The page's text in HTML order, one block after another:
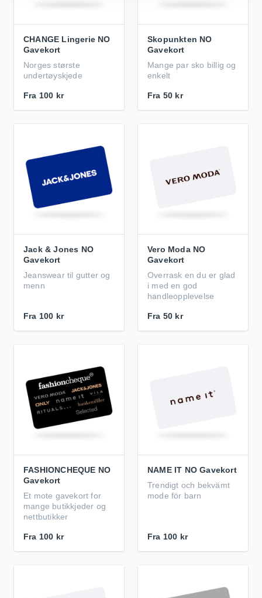
CHANGE Lingerie NO
Gavekort
Norges største
undertøyskjede
Fra 100 kr
Skopunkten NO
Gavekort
Mange par sko billig og
enkelt
Fra 50 kr
Jack & Jones NO
Gavekort
Jeanswear til gutter og
menn
Fra 100 kr
Vero Moda NO
Gavekort
Overrask en du er glad
i med en god
handleopplevelse
Fra 50 kr
FASHIONCHEQUE NO
Gavekort
Et mote gavekort for
mange butikkjeder og
nettbutikker
Fra 100 kr
NAME IT NO Gavekort
Trendigt och bekvämt
mode för barn
Fra 100 kr